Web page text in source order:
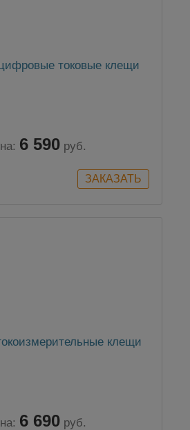
токовые клещи
6 590 руб.
клещи
6 690 руб.